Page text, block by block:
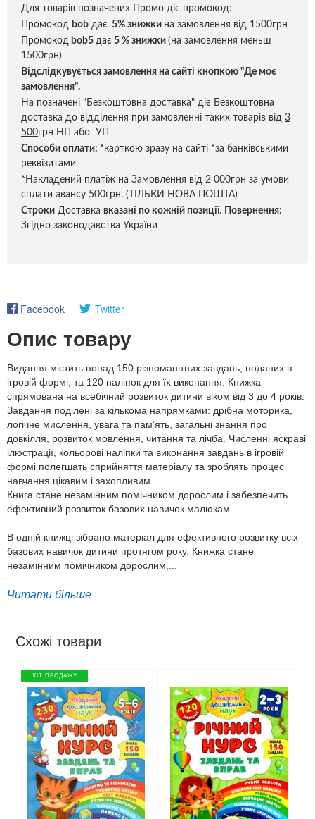
Для товарів позначених Промо діє промокод:
Промокод bob дає 5% знижки на замовлення від 1500грн
Промокод bob5 дає 5 % знижки (на замовлення меньш
1500грн)
Відслідкувується замовлення на сайті кнопкою "Де моє
замовлення".
На позначені "Безкоштовна доставка" діє Безкоштовна
доставка до відділення при замовленні таких товарів від 3
500грн НП або УП
Способи оплати: *карткою зразу на сайті *за банківськими
реквізитами
*Накладений платіж на Замовлення від 2 000грн за умови
сплати авансу 500грн. (ТІЛЬКИ НОВА ПОШТА)
Строки Доставка вказані по кожній позиції.
Повернення:
Згідно законодавства України
Facebook Twitter
Опис товару
Видання містить понад 150 різноманітних завдань, поданих в
ігровій формі, та 120 наліпок для їх виконання. Книжка
спрямована на всебічний розвиток дитини віком від 3 до 4 років.
Завдання поділені за кількома напрямками: дрібна моторика,
логічне мислення, увага та пам’ять, загальні знання про
довкілля, розвиток мовлення, читання та лічба. Численні яскраві
ілюстрації, кольорові наліпки та виконання завдань в ігровій
формі полегшать сприйняття матеріалу та зроблять процес
навчання цікавим і захопливим.
Книга стане незамінним помічником дорослим і забезпечить
ефективний розвиток базових навичок малюкам.
В одній книжці зібрано матеріал для ефективного розвитку всіх
базових навичок дитини протягом року. Книжка стане
незамінним помічником дорослим,...
Читати більше
Схожі товари
ХІТ ПРОДАЖУ